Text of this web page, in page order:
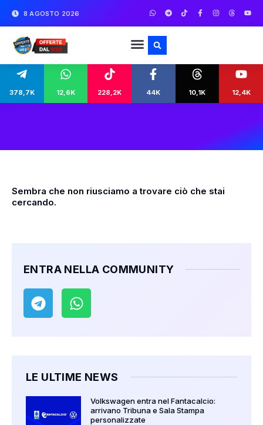
8 AGOSTO 2026
378,7K 12,6K 228,2K 44K 10,1K 12,4K
Sembra che non riusciamo a trovare ciò che stai
cercando.
ENTRA NELLA COMMUNITY
LE ULTIME NEWS
Volkswagen entra nel Fantacalcio:
arrivano Tribuna e Sala Stampa
personalizzate